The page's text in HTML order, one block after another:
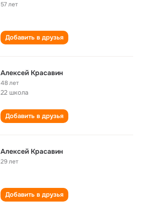
57 лет
Добавить в друзья
Алексей Красавин
48 лет
22 школа
Добавить в друзья
Алексей Красавин
29 лет
Добавить в друзья